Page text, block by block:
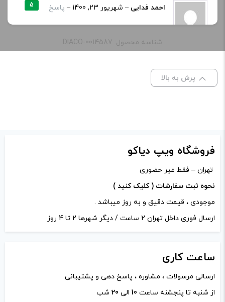
نیکوتین: 35 mg, 50 mg
5 احمد فدایی – شهریور 23, 1400 – پاسخ
وجود داره..مزه طالبیش هم کاملا حس میشه در
هفته پیش گرفتم اینو هم خیلی سریع ارسال
کردید هم طعمش عالیه ممنون
سلام خانم دشتی مبارکتون باشه انجام
شناسه محصول: DIACO-0014587
پرش به بالا
فروشگاه ویپ دیاکو
تهران – فقط غیر حضوری
نحوه ثبت سفارشات ( کلیک کنید )
موجودی ، قیمت دقیق و به روز میباشد .
ارسال فوری داخل تهران 2 ساعت / دیگر شهرها 2 تا 4 روز
ساعت کاری
ارسالی مرسولات ، مشاوره ، پاسخ دهی و پشتیبانی
از شنبه تا پنجشنه ساعت 10 الی 20 شب